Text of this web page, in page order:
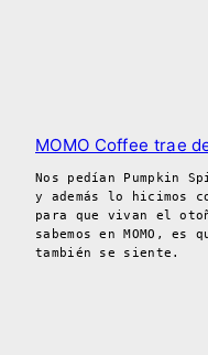
MOMO Coffee trae
Nos pedían Pumpkin
y además lo hicimos
para que vivan el
sabemos en MOMO,
también se siente.